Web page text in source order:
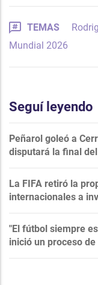
TEMAS
Mundial 2026
Seguí leyendo
Peñarol goleó a
disputará la final
La FIFA retiró la
internacionales a
"El fútbol siempre
inició un proceso